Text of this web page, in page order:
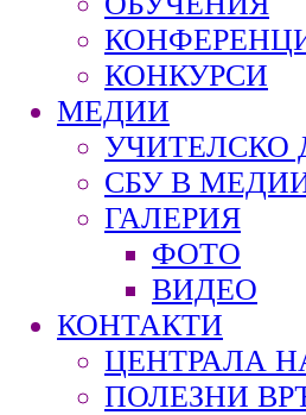
КОНКУРСИ
МЕДИИ
УЧИТЕЛСКО
СБУ В
ГАЛЕРИЯ
ФОТО
ВИДЕО
КОНТАКТИ
ЦЕНТРАЛА
ПОЛЕЗНИ